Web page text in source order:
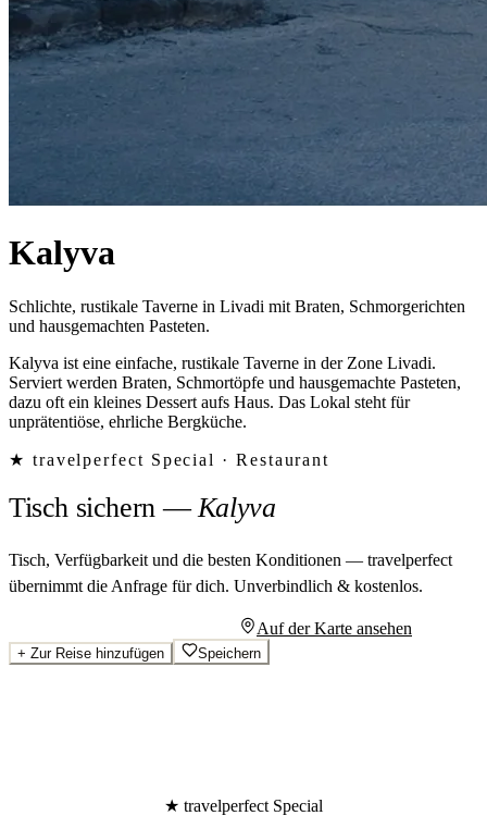
Kalyva
Schlichte, rustikale Taverne in Livadi mit Braten, Schmorgerichten
und hausgemachten Pasteten.
Kalyva ist eine einfache, rustikale Taverne in der Zone Livadi.
Serviert werden Braten, Schmortöpfe und hausgemachte Pasteten,
dazu oft ein kleines Dessert aufs Haus. Das Lokal steht für
unprätentiöse, ehrliche Bergküche.
★ travelperfect Special · Restaurant
Tisch sichern—Kalyva
Tisch, Verfügbarkeit und die besten Konditionen — travelperfect
übernimmt die Anfrage für dich. Unverbindlich & kostenlos.
Auf der Karte ansehen
+ Zur Reise hinzufügen Speichern
★ travelperfect Special